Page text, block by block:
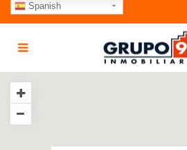
Spanish